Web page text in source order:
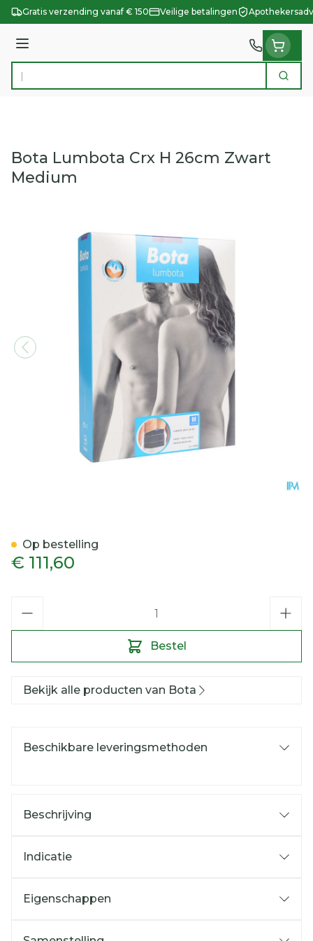
Ga naar de inhoud
Gratis verzending vanaf € 150 Veilige betalingen
Menu
Product, merk, categorie... Zoek
Bota Lumbota Crx H 26cm Zwart
Medium
€ 111,60
Bestel
Op bestelling
Bekijk alle producten van Bota
Beschikbare leveringsmethoden
Beschrijving
Indicatie
Eigenschappen